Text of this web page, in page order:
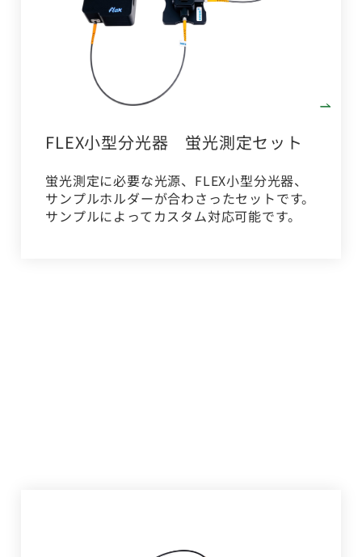
FLEX小型分光器 蛍光測定セット
蛍光測定に必要な光源、FLEX小型分光器、
サンプルホルダーが合わさったセットです。
サンプルによってカスタム対応可能です。